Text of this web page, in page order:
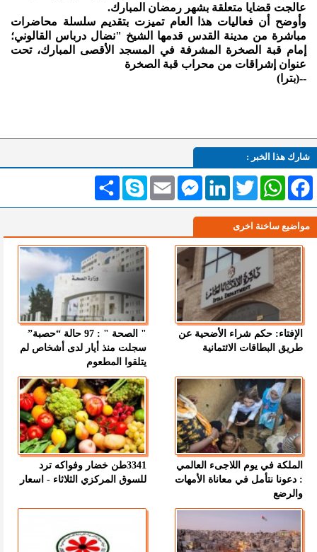
عالجت قضايا متعلقة بشهر رمضان المبارك.
وأوضح أن فعاليات هذا العام تميزت بتقديم سلسلة محاضرات
مباشرة من مدينة القدس قدمها الشيخ "نضال درباس القالوني؛
إمام قبة الصخرة المشرفة في المسجد الأقصى المبارك، تحت
عنوان إشراقات من محراب قبة الصخرة
--(بترا)
شارك هذا الخبر :
انشر Skype Email
MessengerLinkedInTwitterWhatsAppFacebook
مواضيع ساخنة اخرى
الإفتاء: حكم شراء الأضحية عن
طريق البطاقات الائتمانية
" الصحة " : 97 حالة “حصبة”
سجلت منذ أيار لدى أشخاص لم
يتلقوا المطعوم
الملكة في يوم اللاجىء العالمي
: دعونا نتأمل في معاناة الأمهات
والرضع
3341طن خضار وفواكه ترد
للسوق المركزي الثلاثاء - اسعار